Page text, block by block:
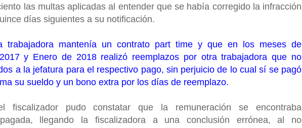
las multas aplicadas al entender que se había corregido la infracción
días siguientes a su notificación.
trabajadora mantenía un contrato part time y que en los meses de
y Enero de 2018 realizó reemplazos por otra trabajadora que no
a la jefatura para el respectivo pago, sin perjuicio de lo cual sí se pagó
su sueldo y un bono extra por los días de reemplazo.
fiscalizador pudo constatar que la remuneración se encontraba
pagada, llegando la fiscalizadora a una conclusión errónea, al no